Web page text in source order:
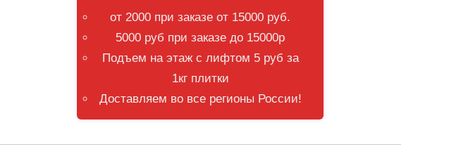
от 2000 при заказе от 15000 руб.
5000 руб при заказе до 15000р
Подъем на этаж с лифтом 5 руб за
1кг плитки
Доставляем во все регионы России!